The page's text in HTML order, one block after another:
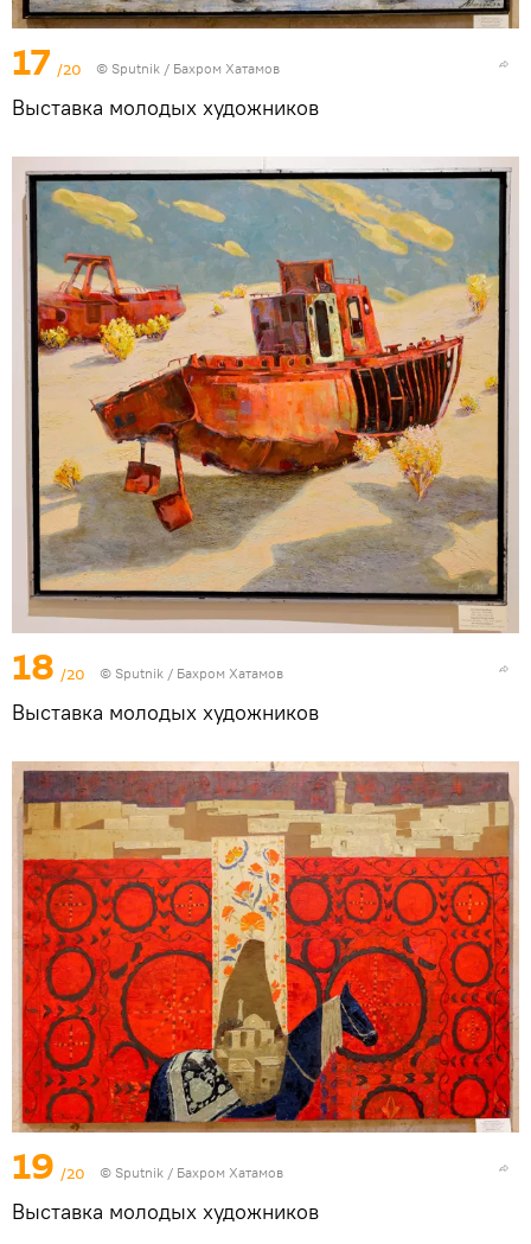
17 /20 © Sputnik / Бахром Хатамов
Выставка молодых художников
18 /20 © Sputnik / Бахром Хатамов
Выставка молодых художников
19 /20 © Sputnik / Бахром Хатамов
Выставка молодых художников